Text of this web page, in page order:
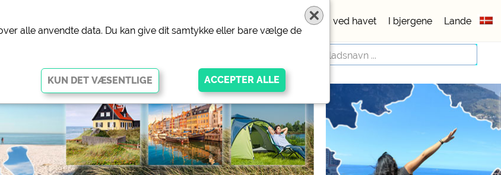
5 stjerner ved havet I bjergene Lande
alle anvendte data. Du kan give dit samtykke eller bare vælge de
funktioner og er afgørende for, at webstedet
fungerer dele af webstedetikke.